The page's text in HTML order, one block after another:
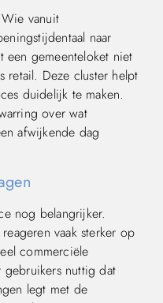
vanuit
naar
gemeenteloket niet
retail. Deze cluster helpt
duidelijk te maken.
over wat
afwijkende dag
nog belangrijker.
vaak sterker op
commerciële
nuttig dat
legt met de